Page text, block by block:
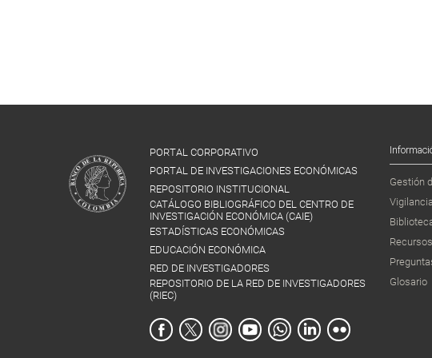
PORTAL CORPORATIVO
PORTAL DE INVESTIGACIONES ECONÓMICAS
REPOSITORIO INSTITUCIONAL
CATÁLOGO BIBLIOGRÁFICO DEL CENTRO DE
INVESTIGACIÓN ECONÓMICA (CAIE)
ESTADÍSTICAS ECONÓMICAS
EDUCACIÓN ECONÓMICA
RED DE INVESTIGADORES
REPOSITORIO DE LA RED DE INVESTIGADORES
(RIEC)
Gestión
Glosario